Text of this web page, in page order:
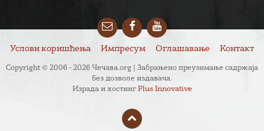
EmailFacebookYouTube
Услови коришћења Импресум Оглашавање Контакт
Copyright © 2006 - 2026 Чечава.org | Забрањено преузимање садржаја
без дозволе издавача.
Израда и хостинг Plus Innovative